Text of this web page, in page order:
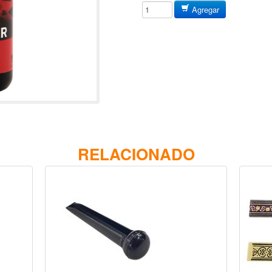
Agregar
RELACIONADO